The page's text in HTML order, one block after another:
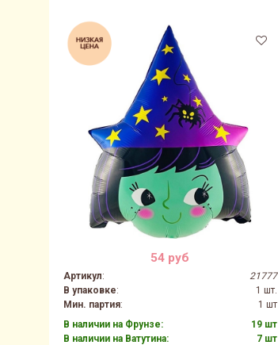
54 руб
Артикул:
21777
В упаковке:
1 шт.
Мин. партия:
1 шт
В наличии на Фрунзе:
19 шт
В наличии на Ватутина:
7 шт